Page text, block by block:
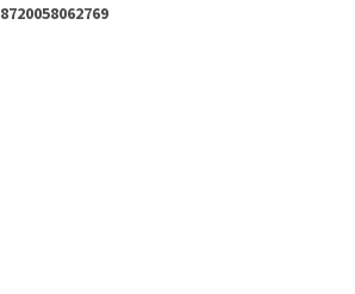
8720058062769